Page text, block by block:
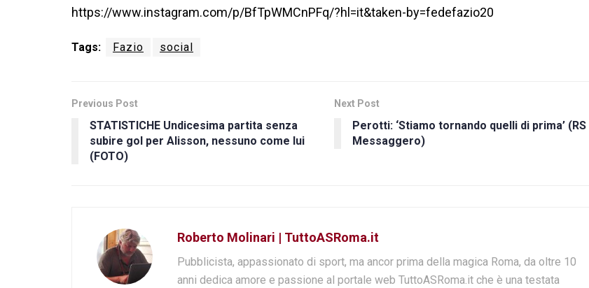
https://www.instagram.com/p/BfTpWMCnPFq/?hl=it&taken-by=fedefazio20
Tags: Fazio social
Previous Post
STATISTICHE Undicesima partita senza
subire gol per Alisson, nessuno come lui
(FOTO)
Next Post
Perotti: ‘Stiamo tornando quelli di prima’ (RS Il
Messaggero)
Roberto Molinari | TuttoASRoma.it
Pubblicista, appassionato di sport, ma ancor prima della magica Roma, da oltre 10
anni dedica amore e passione al portale web TuttoASRoma.it che è una testata